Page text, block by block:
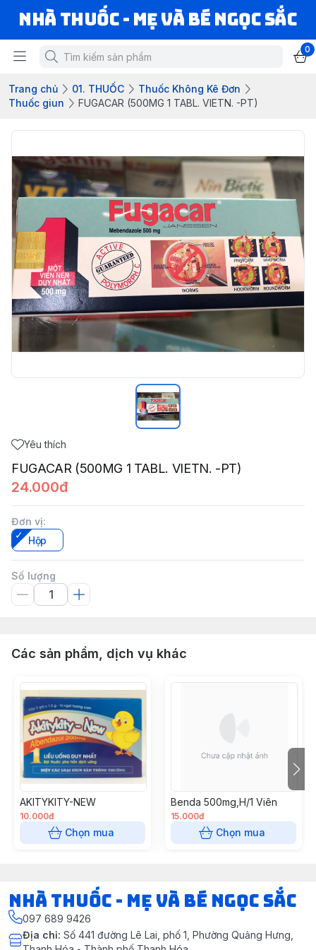
Nhà Thuốc - Mẹ và Bé Ngọc Sắc
0
Trang chủ 01. THUỐC
Thuốc Không Kê Đơn
Thuốc giun
FUGACAR (500MG 1 TABL. VIETN. -PT)
Yêu thích
FUGACAR (500MG 1 TABL. VIETN. -PT)
24.000đ
Đơn vị:
Hộp
Số lượng
Các sản phẩm, dịch vụ khác
AKITYKITY-NEW
10.000đ
Chọn mua
Benda 500mg,H/1 Viên
15.000đ
Chọn mua
Nhà Thuốc - Mẹ và Bé Ngọc Sắc
097 689 9426
Địa chỉ: Số 441 đường Lê Lai, phố 1, Phường Quảng Hưng,